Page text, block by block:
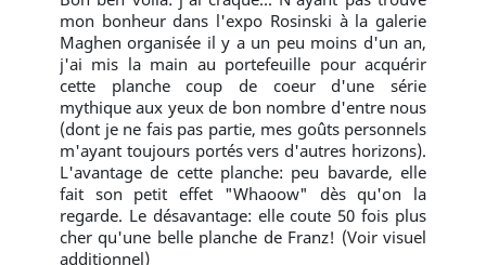
mon bonheur dans l'expo Rosinski à la galerie
Maghen organisée il y a un peu moins d'un an,
j'ai mis la main au portefeuille pour acquérir
cette planche coup de coeur d'une série
mythique aux yeux de bon nombre d'entre nous
(dont je ne fais pas partie, mes goûts personnels
m'ayant toujours portés vers d'autres horizons).
L'avantage de cette planche: peu bavarde, elle
fait son petit effet "Whaoow" dès qu'on la
regarde. Le désavantage: elle coute 50 fois plus
cher qu'une belle planche de Franz! (Voir visuel
additionnel)